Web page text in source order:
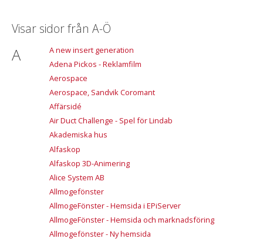
Visar sidor från A-Ö
A
A new insert generation
Adena Pickos - Reklamfilm
Aerospace
Aerospace, Sandvik Coromant
Affärsidé
Air Duct Challenge - Spel för Lindab
Akademiska hus
Alfaskop
Alfaskop 3D-Animering
Alice System AB
Allmogefönster
AllmogeFönster - Hemsida i EPiServer
AllmogeFönster - Hemsida och marknadsföring
Allmogefönster - Ny hemsida